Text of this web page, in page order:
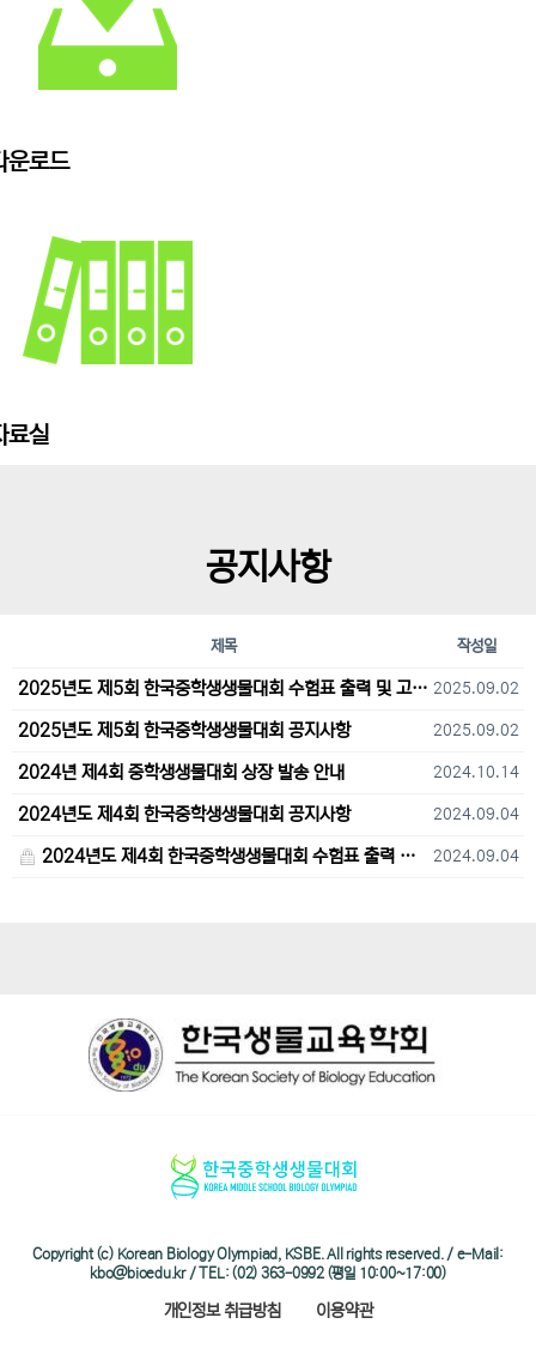
운로드
료실
공지사항
제목 작성일
2025년도 제5회 한국중학생생물대회 수험표 출력 및 고사장 오시는 길 안내 2025.09.02
2025년도 제5회 한국중학생생물대회 공지사항 2025.09.02
2024년 제4회 중학생생물대회 상장 발송 안내 2024.10.14
2024년도 제4회 한국중학생생물대회 공지사항 2024.09.04
2024년도 제4회 한국중학생생물대회 수험표 출력 및 고사장 오시는 길 안내 2024.09.04
Copyright (c) Korean Biology Olympiad, KSBE. All rights reserved. / e-Mail:
kbo@bioedu.kr / TEL: (02) 363-0992 (평일 10:00~17:00)
개인정보 취급방침 이용약관